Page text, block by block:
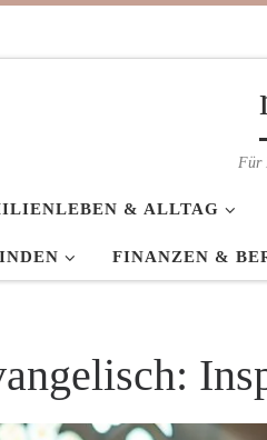
Für
& ALLTAG
FINANZEN &